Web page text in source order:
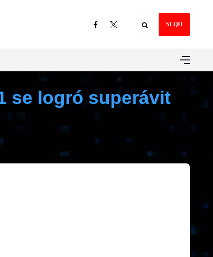
SLQH
se logró superávit